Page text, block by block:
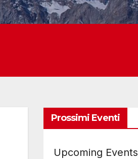
Prossimi Eventi
Upcoming Events